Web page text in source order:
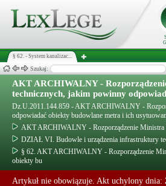
§ 62. - System kanalizac...
Szukaj:
AKT ARCHIWALNY -
technicznych, jakim powinny
Dz.U.2011.144.859 - AKT ARCHIWALNY -
odpowiadać obiekty budowlane metra i ich
AKT ARCHIWALNY - Rozporządzenie Ministra
DZIAŁ VI. Budowle i urządzenia infrastruktury
§ 62. AKT ARCHIWALNY - Rozporządzenie
obiekty bu
Artykuł nie obowiązuje. Akt uchylony dnia: